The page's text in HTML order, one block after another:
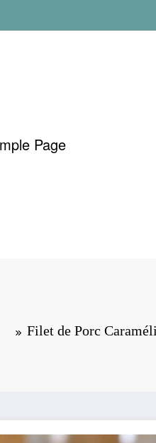
Page
Filet de Porc